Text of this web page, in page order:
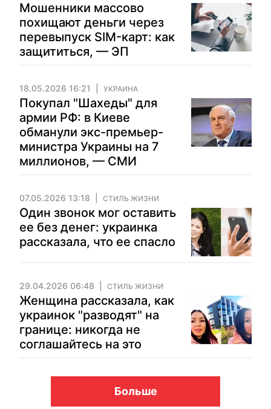
Мошенники массово
похищают деньги через
перевыпуск SIM-карт: как
защититься, — ЭП
18.05.2026 16:21 УКРАИНА
Покупал "Шахеды" для
армии РФ: в Киеве
обманули экс-премьер-
министра Украины на 7
миллионов, — СМИ
07.05.2026 13:18 СТИЛЬ ЖИЗНИ
Один звонок мог оставить
ее без денег: украинка
рассказала, что ее спасло
29.04.2026 06:48 СТИЛЬ ЖИЗНИ
Женщина рассказала, как
украинок "разводят" на
границе: никогда не
соглашайтесь на это
Больше